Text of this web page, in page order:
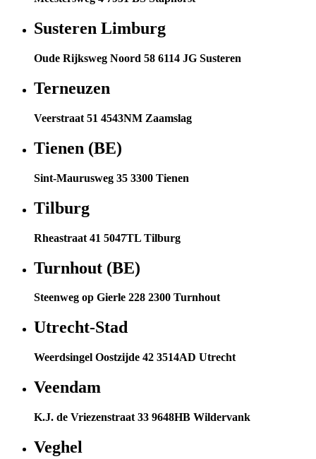
Susteren Limburg
Oude Rijksweg Noord 58 6114 JG Susteren
Terneuzen
Veerstraat 51 4543NM Zaamslag
Tienen (BE)
Sint-Maurusweg 35 3300 Tienen
Tilburg
Rheastraat 41 5047TL Tilburg
Turnhout (BE)
Steenweg op Gierle 228 2300 Turnhout
Utrecht-Stad
Weerdsingel Oostzijde 42 3514AD Utrecht
Veendam
K.J. de Vriezenstraat 33 9648HB Wildervank
Veghel